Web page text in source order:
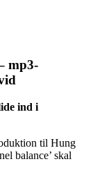
mp3-
ind i
til Hung
balance’ skal